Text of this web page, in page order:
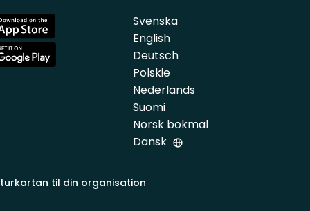
Svenska
English
Deutsch
Polskie
Nederlands
Suomi
Norsk bokmal
Dansk
til din organisation